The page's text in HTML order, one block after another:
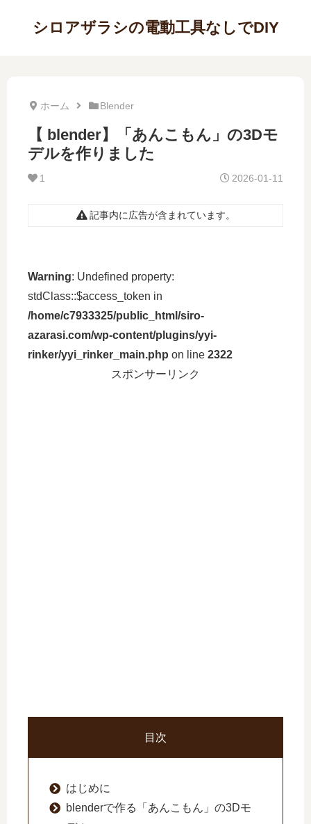
シロアザラシの電動工具なしでDIY
ホーム Blender
【 blender】「あんこもん」の3Dモ
デルを作りました
1 2026-01-11
記事内に広告が含まれています。
Warning: Undefined property:
stdClass::$access_token in
/home/c7933325/public_html/siro-
azarasi.com/wp-content/plugins/yyi-
rinker/yyi_rinker_main.php on line 2322
スポンサーリンク
目次
はじめに
blenderで作る「あんこもん」の3Dモ